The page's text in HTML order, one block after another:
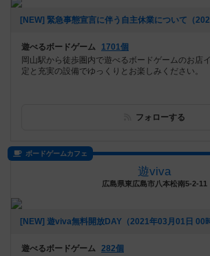
遊べるボードゲーム
1701個
岡山駅から徒歩圏内で遊べるボードゲームのお店
定と充実の設備でゆっくりとお楽しみください。
フォローする
ボードゲームカフェ
遊viva
広島県東広島市八本松南5-2-11
[NEW] 遊viva無料開放DAY（2021年03月01日 00
遊べるボードゲーム 282個